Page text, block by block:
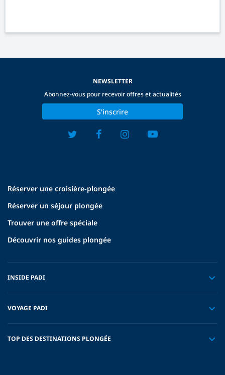
Réserver une croisière-plongée
Réserver un séjour plongée
Trouver une offre spéciale
Découvrir nos guides plongée
INSIDE PADI
VOYAGE PADI
TOP DES DESTINATIONS PLONGÉE
NEWSLETTER
Abonnez-vous pour recevoir offres et actualités
S'inscrire